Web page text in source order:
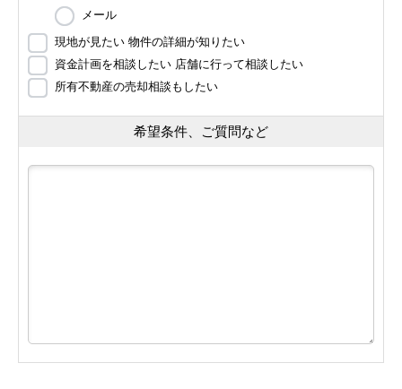
メール
現地が見たい 物件の詳細が知りたい
資金計画を相談したい 店舗に行って相談したい
所有不動産の売却相談もしたい
希望条件、ご質問など